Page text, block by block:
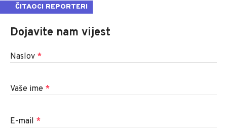
ČITAOCI REPORTERI
Dojavite nam vijest
Naslov *
Vaše ime *
E-mail *